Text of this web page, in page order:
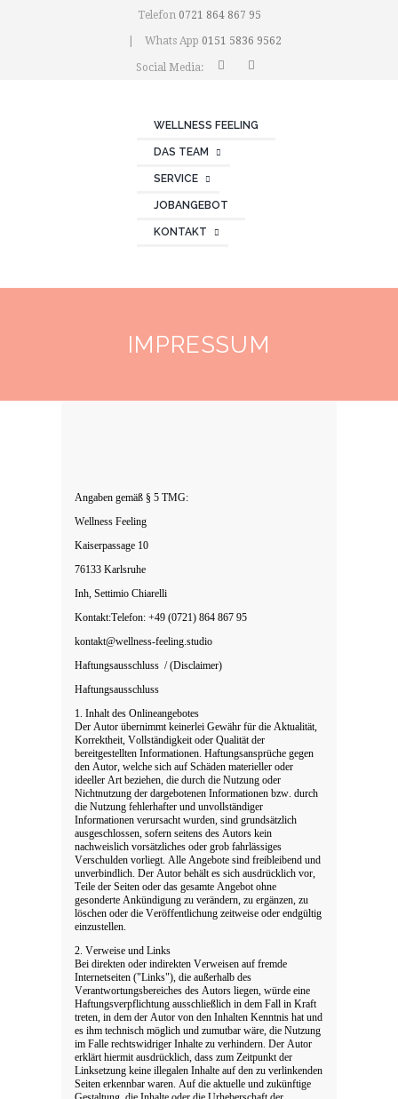
Telefon 0721 864 867 95
Whats App 0151 5836 9562
Social Media:
WELLNESS FEELING
DAS TEAM
SERVICE
JOBANGEBOT
KONTAKT
IMPRESSUM
Angaben gemäß § 5 TMG:
Wellness Feeling
Kaiserpassage 10
76133 Karlsruhe
Inh, Settimio Chiarelli
Kontakt:Telefon: +49 (0721) 864 867 95
kontakt@wellness-feeling.studio
Haftungsausschluss / (Disclaimer)
Haftungsausschluss
1. Inhalt des Onlineangebotes
Der Autor übernimmt keinerlei Gewähr für die Aktualität,
Korrektheit, Vollständigkeit oder Qualität der
bereitgestellten Informationen. Haftungsansprüche gegen
den Autor, welche sich auf Schäden materieller oder
ideeller Art beziehen, die durch die Nutzung oder
Nichtnutzung der dargebotenen Informationen bzw. durch
die Nutzung fehlerhafter und unvollständiger
Informationen verursacht wurden, sind grundsätzlich
ausgeschlossen, sofern seitens des Autors kein
nachweislich vorsätzliches oder grob fahrlässiges
Verschulden vorliegt. Alle Angebote sind freibleibend und
unverbindlich. Der Autor behält es sich ausdrücklich vor,
Teile der Seiten oder das gesamte Angebot ohne
gesonderte Ankündigung zu verändern, zu ergänzen, zu
löschen oder die Veröffentlichung zeitweise oder endgültig
einzustellen.
2. Verweise und Links
Bei direkten oder indirekten Verweisen auf fremde
Internetseiten ("Links"), die außerhalb des
Verantwortungsbereiches des Autors liegen, würde eine
Haftungsverpflichtung ausschließlich in dem Fall in Kraft
treten, in dem der Autor von den Inhalten Kenntnis hat und
es ihm technisch möglich und zumutbar wäre, die Nutzung
im Falle rechtswidriger Inhalte zu verhindern. Der Autor
erklärt hiermit ausdrücklich, dass zum Zeitpunkt der
Linksetzung keine illegalen Inhalte auf den zu verlinkenden
Seiten erkennbar waren. Auf die aktuelle und zukünftige